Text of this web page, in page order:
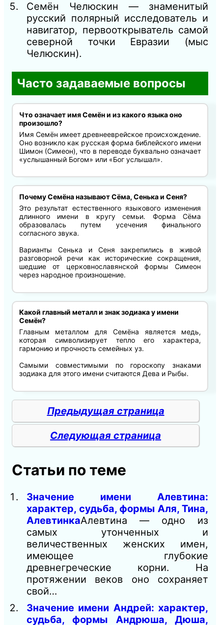
Семён Челюскин — знаменитый
русский полярный исследователь и
навигатор, первооткрыватель самой
северной точки Евразии (мыс
Челюскин).
Часто задаваемые вопросы
Что означает имя Семён и из какого языка оно
произошло?
Имя Семён имеет древнееврейское происхождение.
Оно возникло как русская форма библейского имени
Шимон (Симеон), что в переводе буквально означает
«услышанный Богом» или «Бог услышал».
Почему Семёна называют Сёма, Сенька и Сеня?
Это результат естественного языкового изменения
длинного имени в кругу семьи. Форма Сёма
образовалась путем усечения финального
согласного звука.
Варианты Сенька и Сеня закрепились в живой
разговорной речи как исторические сокращения,
шедшие от церковнославянской формы Симеон
через народное произношение.
Какой главный металл и знак зодиака у имени
Семён?
Главным металлом для Семёна является медь,
которая символизирует тепло его характера,
гармонию и прочность семейных уз.
Самыми совместимыми по гороскопу знаками
зодиака для этого имени считаются Дева и Рыбы.
Предыдущая страница
Следующая страница
Статьи по теме
Значение имени Алевтина:
характер, судьба, формы Аля, Тина,
АлевтинкаАлевтина — одно из
самых утонченных и
величественных женских имен,
имеющее глубокие
древнегреческие корни. На
протяжении веков оно сохраняет
свой…
Значение имени Андрей: характер,
судьба, формы Андрюша, Дюша,